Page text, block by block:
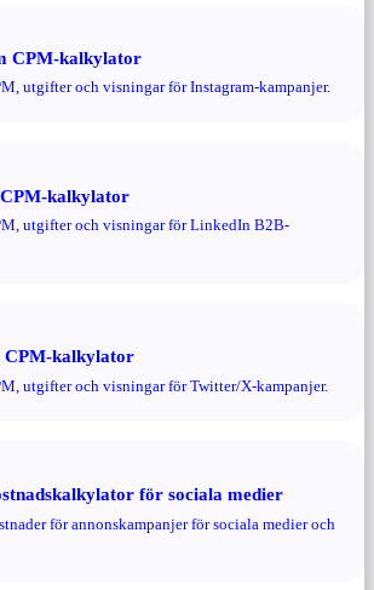
CPM-kalkylator
utgifter och visningar för Instagram-kampanjer.
kalkylator
utgifter och visningar för LinkedIn B2B-
kalkylator
utgifter och visningar för Twitter/X-kampanjer.
för sociala medier
för annonskampanjer för sociala medier och